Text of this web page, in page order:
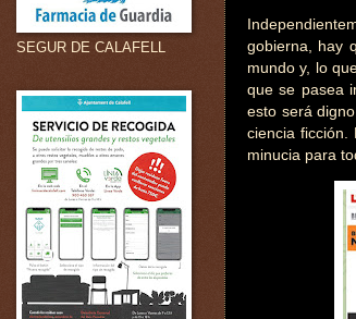
gobierna, hay
mundo y, lo
que se pasea
esto será
ciencia ficción.
minucia para
SEGUR DE CALAFELL